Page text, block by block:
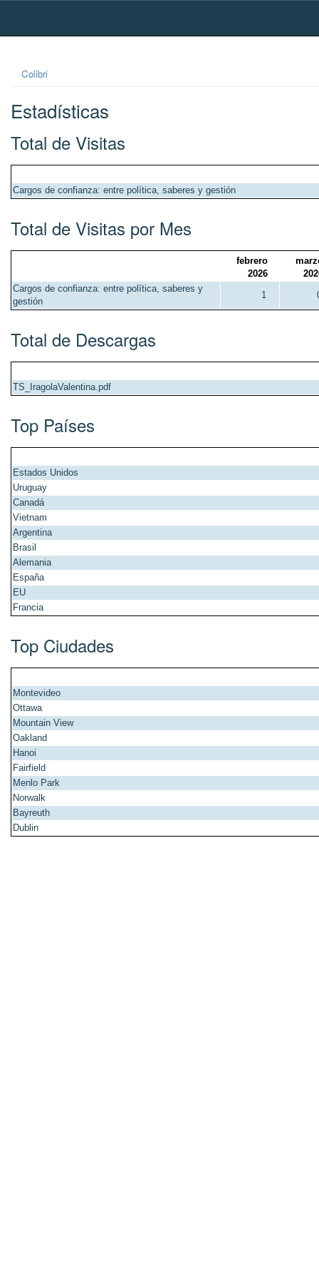
Skip
Colibri
Estadísticas
Total de Visitas
Cargos de confianza: entre política, saberes y gestión
Total de Visitas por Mes
febrero
2026
Cargos de confianza: entre política, saberes y
gestión
1
Total de Descargas
TS_IragolaValentina.pdf
Top Países
Estados Unidos
Uruguay
Canadá
Vietnam
Argentina
Brasil
Alemania
España
EU
Francia
Top Ciudades
Montevideo
Ottawa
Mountain View
Oakland
Hanoi
Fairfield
Menlo Park
Norwalk
Bayreuth
Dublin